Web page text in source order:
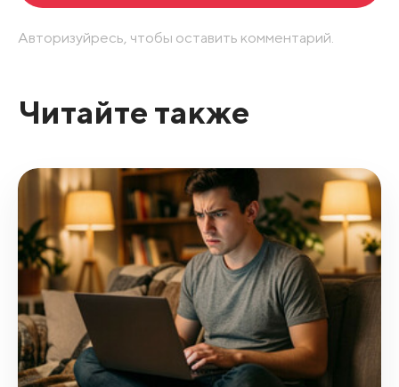
Авторизуйресь, чтобы оставить комментарий.
Читайте также